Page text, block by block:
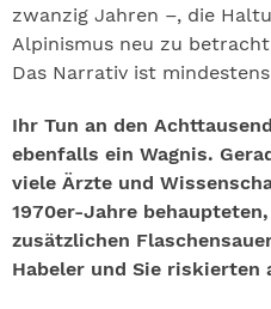
zwanzig Jahren –, die
Alpinismus neu zu
Das Narrativ ist
Ihr Tun an den
ebenfalls ein Wagnis.
viele Ärzte und
1970er-Jahre
zusätzlichen
Habeler und Sie riskierten